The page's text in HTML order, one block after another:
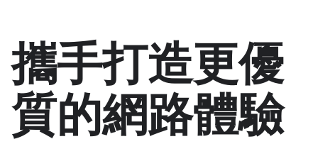
攜手打造更優
質的網路體驗